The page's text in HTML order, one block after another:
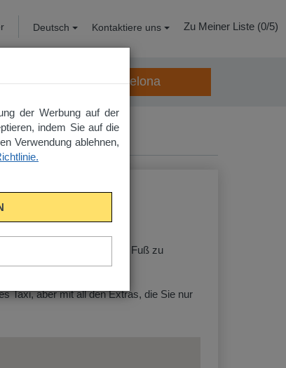
der Werbung auf der
indem Sie auf die
Verwendung ablehnen,
Deutsch Kontaktiere uns Zu Meiner Liste (0/5)
Auf geht's nach Barcelona
es lediglich 2 Minuten zu Fuß zu
Taxi, aber mit all den Extras, die Sie nur